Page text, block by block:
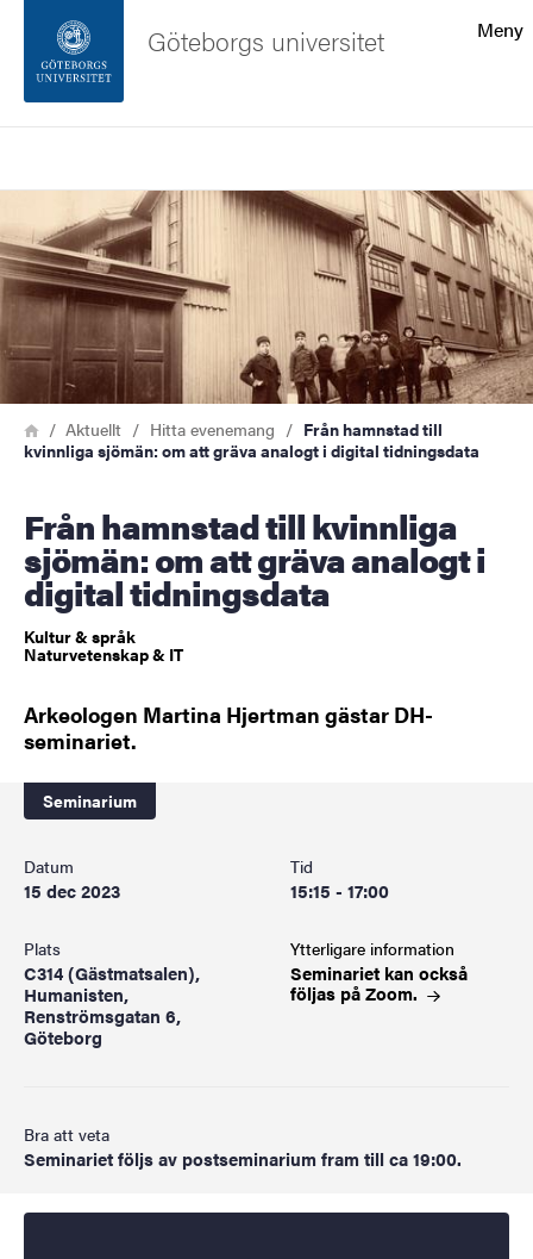
Sidfoten
Om webbplatsen
Meny
Göteborgs universitet
Bild
Länkstig
HemAktuellt Hitta evenemang
Från hamnstad till
kvinnliga sjömän: om att gräva analogt i digital tidningsdata
Från hamnstad till kvinnliga
sjömän: om att gräva analogt i
digital tidningsdata
Kultur & språk
Naturvetenskap & IT
Arkeologen Martina Hjertman gästar DH-
seminariet.
Seminarium
Datum
15 dec 2023
Tid
15:15 - 17:00
Plats
C314 (Gästmatsalen),
Humanisten,
Renströmsgatan 6,
Göteborg
Ytterligare information
Seminariet kan också
följas påZoom.
Bra att veta
Seminariet följs av postseminarium fram till ca 19:00.